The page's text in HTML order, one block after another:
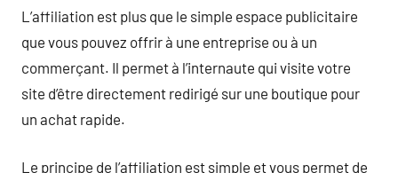
L’affiliation est plus que le simple espace publicitaire
que vous pouvez offrir à une entreprise ou à un
commerçant. Il permet à l’internaute qui visite votre
site d’être directement redirigé sur une boutique pour
un achat rapide.
Le principe de l’affiliation est simple et vous permet de